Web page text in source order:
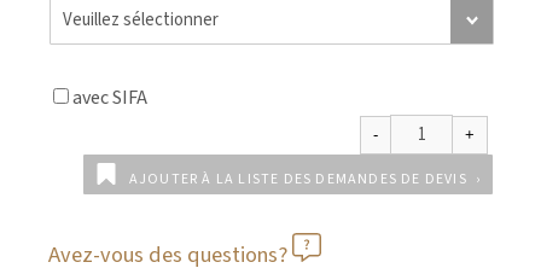
avec SIFA
AJOUTER À LA LISTE DES DEMANDES DE DEVIS
Avez-vous des questions?